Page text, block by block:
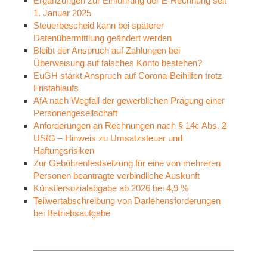
1. Januar 2025
Steuerbescheid kann bei späterer
Datenübermittlung geändert werden
Bleibt der Anspruch auf Zahlungen bei
Überweisung auf falsches Konto bestehen?
EuGH stärkt Anspruch auf Corona-Beihilfen trotz
Fristablaufs
AfA nach Wegfall der gewerblichen Prägung einer
Personengesellschaft
Anforderungen an Rechnungen nach § 14c Abs. 2
UStG – Hinweis zu Umsatzsteuer und
Haftungsrisiken
Zur Gebührenfestsetzung für eine von mehreren
Personen beantragte verbindliche Auskunft
Künstlersozialabgabe ab 2026 bei 4,9 %
Teilwertabschreibung von Darlehensforderungen
bei Betriebsaufgabe